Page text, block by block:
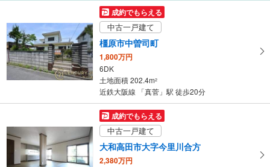
2,980万円
3LDK＋S
土地面積 129.85m
成約でもらえる
中古一戸建て
橿原市中曽司町
1,800万円
6DK
土地面積 202.4m2
近鉄大阪線 「真菅」駅 徒歩20分
成約でもらえる
中古一戸建て
大和高田市大字今里川合方
2,380万円